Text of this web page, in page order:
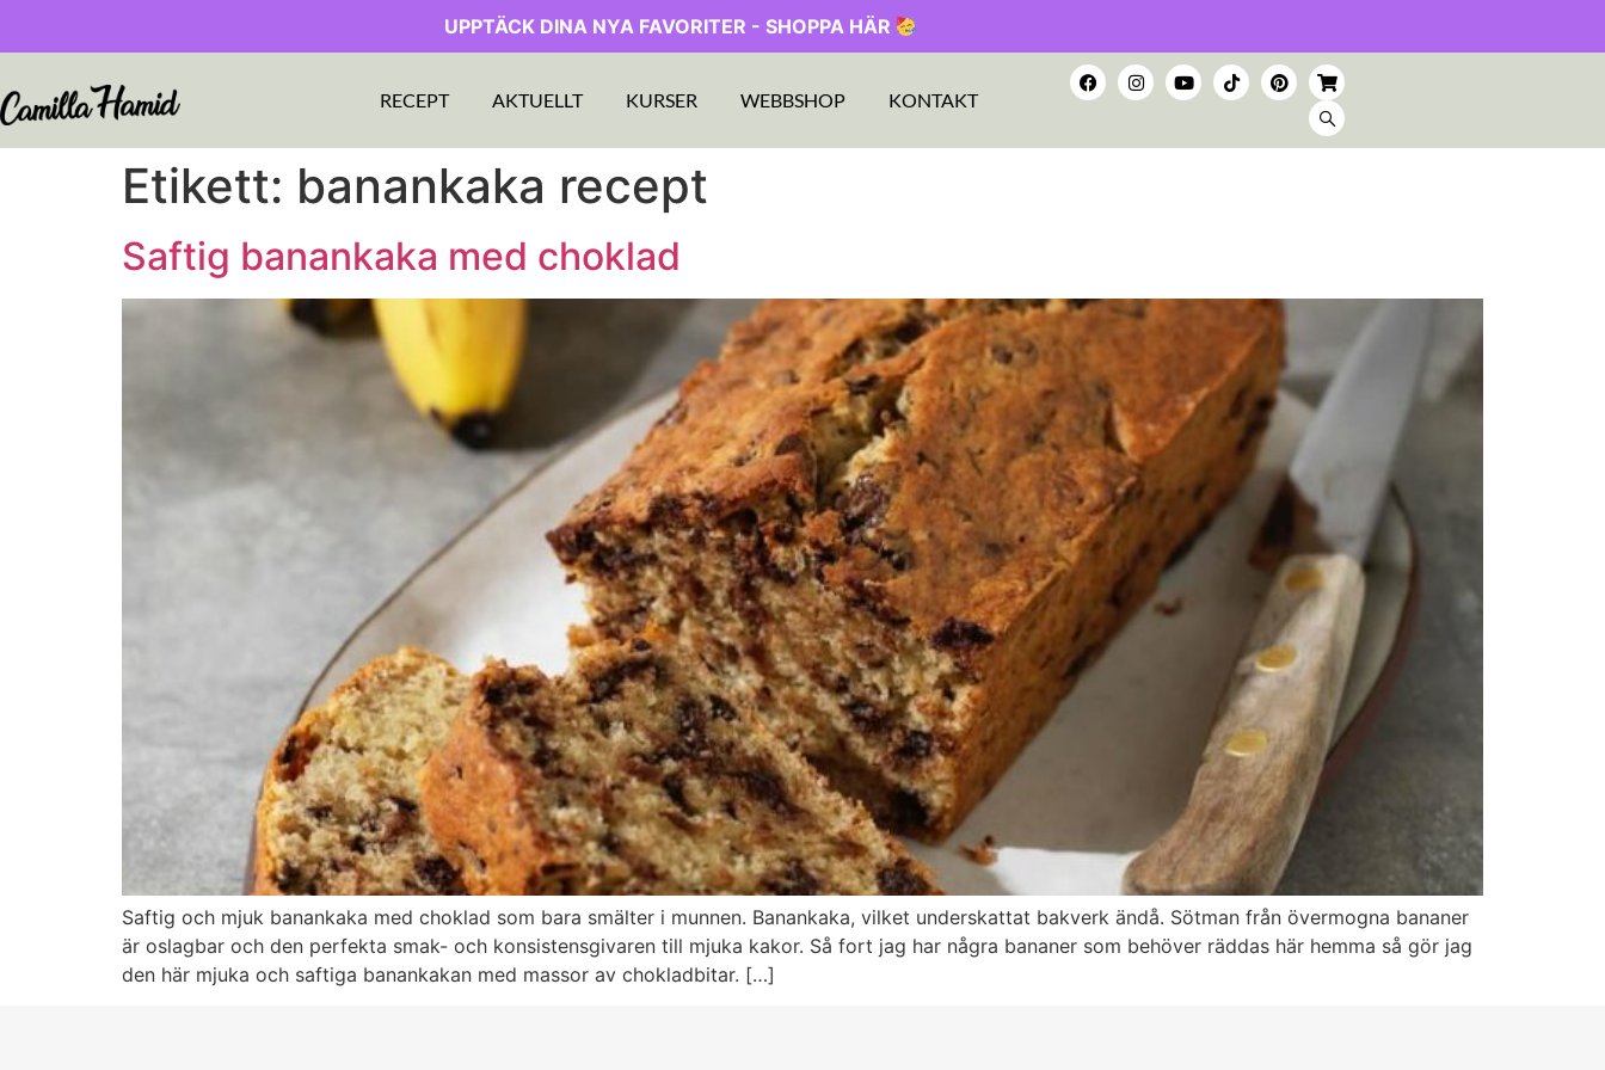
UPPTÄCK DINA NYA FAVORITER - SHOPPA HÄR
RECEPT AKTUELLT KURSER WEBBSHOP KONTAKT
Etikett: banankaka recept
Saftig banankaka med choklad
Saftig och mjuk banankaka med choklad som bara smälter i munnen. Banankaka, vilket underskattat bakverk ändå. Sötman från övermogna bananer
är oslagbar och den perfekta smak- och konsistensgivaren till mjuka kakor. Så fort jag har några bananer som behöver räddas här hemma så gör jag
den här mjuka och saftiga banankakan med massor av chokladbitar. […]